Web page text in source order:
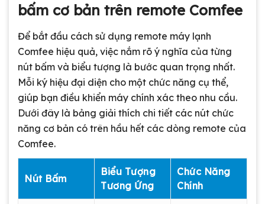
bấm cơ bản trên remote Comfee
Để bắt đầu cách sử dụng remote máy lạnh
Comfee hiệu quả, việc nắm rõ ý nghĩa của từng
nút bấm và biểu tượng là bước quan trọng nhất.
Mỗi ký hiệu đại diện cho một chức năng cụ thể,
giúp bạn điều khiển máy chính xác theo nhu cầu.
Dưới đây là bảng giải thích chi tiết các nút chức
năng cơ bản có trên hầu hết các dòng remote của
Comfee.
Nút Bấm
Biểu Tượng
Tương Ứng
Chức Năng
Chính